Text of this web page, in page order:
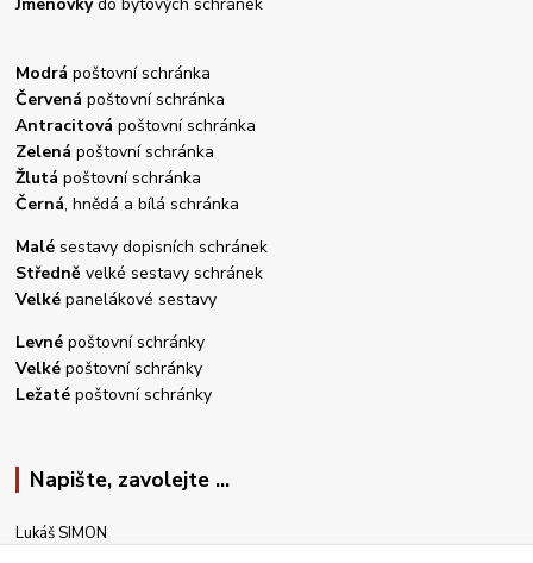
Modrá poštovní schránka
Červená poštovní schránka
Antracitová poštovní schránka
Zelená poštovní schránka
Žlutá poštovní schránka
Černá, hnědá a bílá schránka
Malé sestavy dopisních schránek
Středněvelké sestavy schránek
Velké panelákové sestavy
Levné poštovní schránky
Velké poštovní schránky
Ležatépoštovní schránky
Napište, zavolejte ...
Lukáš SIMON